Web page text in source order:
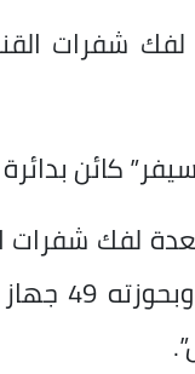
مجهز لفك
كائن
لفك شفرات
بتداولها